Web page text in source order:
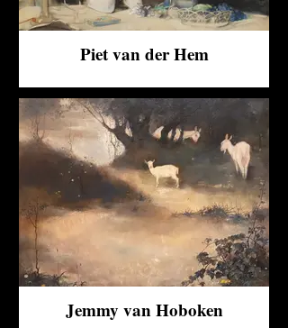
Piet van der Hem
Jemmy van Hoboken